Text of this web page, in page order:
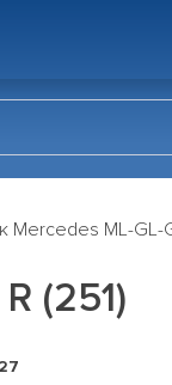
Mercedes ML-GL-
(251)